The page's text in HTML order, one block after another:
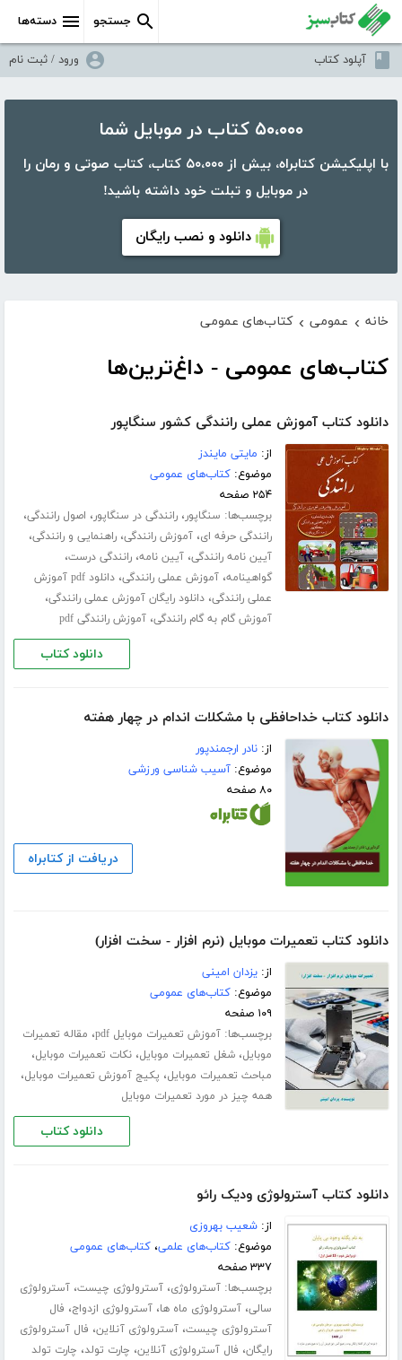
دسته‌ها جستجو
آپلود کتاب ورود / ثبت نام
۵۰،۰۰۰ کتاب در موبایل شما
با اپلیکیشن کتابراه، بیش از ۵۰،۰۰۰ کتاب، کتاب صوتی و رمان را
در موبایل و تبلت خود داشته باشید!
دانلود و نصب رایگان
خانه › عمومی › کتاب‌های عمومی
کتاب‌های عمومی - داغ‌ترین‌ها
دانلود کتاب آموزش عملی رانندگی کشور سنگاپور
از: مایتی مایندز
موضوع:کتاب‌های عمومی
۲۵۴ صفحه
برچسب‌ها: سنگاپور،رانندگی در سنگاپور، اصول رانندگی،
رانندگی حرفه ای،آموزش رانندگی،راهنمایی و رانندگی،
آیین نامه رانندگی،آیین نامه،رانندگی درست،
گواهینامه،آموزش عملی رانندگی،
دانلود pdf آموزش
عملی رانندگی،دانلود رایگان آموزش عملی رانندگی،
آموزش گام به گام رانندگی،آموزش رانندگی pdf
دانلود کتاب
دانلود کتاب خداحافظی با مشکلات اندام در چهار هفته
از:نادر ارجمندپور
موضوع:آسیب شناسی ورزشی
۸۰ صفحه
دریافت از کتابراه
دانلود کتاب تعمیرات موبایل (نرم افزار - سخت افزار)
از:یزدان امینی
موضوع:کتاب‌های عمومی
۱۰۹ صفحه
برچسب‌ها:آموزش تعمیرات موبایل pdf ، مقاله تعمیرات
موبایل،شغل تعمیرات موبایل،نکات تعمیرات موبایل،
مباحث تعمیرات موبایل، پکیج آموزش تعمیرات موبایل،
همه چیز در مورد تعمیرات موبایل
دانلود کتاب
دانلود کتاب آسترولوژی ودیک رائو
از:شعیب بهروزی
موضوع:کتاب‌های علمی،کتاب‌های عمومی
۳۳۷ صفحه
برچسب‌ها:آسترولوژی،آسترولوژی چیست،آسترولوژی
سالی،آسترولوژی ماه ها،آسترولوژی ازدواج، فال
آسترولوژی چیست،آسترولوژی آنلاین، فال آسترولوژی
رایگان، فال آسترولوژی آنلاین، چارت تولد، چارت تولد